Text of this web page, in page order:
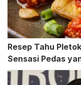
Resep Tahu
Sensasi Pedas